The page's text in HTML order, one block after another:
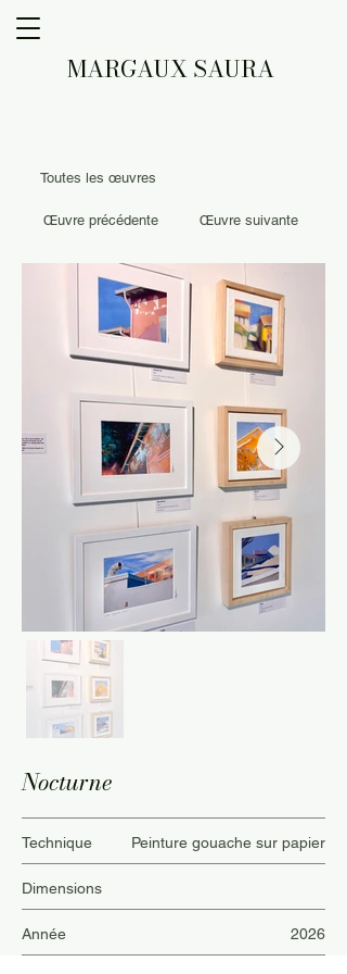
MARGAUX SAURA
Toutes les œuvres
Œuvre précédente Œuvre suivante
Nocturne
Technique Peinture gouache sur papier
Dimensions
Année 2026